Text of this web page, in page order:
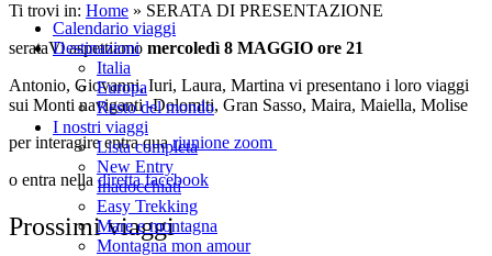
Calendario viaggi
Destinazioni
Italia
Europa
Resto del mondo
I nostri viaggi
Lista completa
New Entry
Inadocchiati
Easy Trekking
Mare e montagna
Montagna mon amour
Ti trovi in: Home » SERATA DI PRESENTAZIONE
serataVi aspettiamo mercoledì 8 MAGGIO ore 21
Antonio, Giovanni, Iuri, Laura, Martina vi presentano i loro viaggi
sui Monti naviganti -Dolomiti, Gran Sasso, Maira, Maiella, Molise
per interagire entra quariunione zoom
o entra nelladiretta facebook
Prossimi viaggi